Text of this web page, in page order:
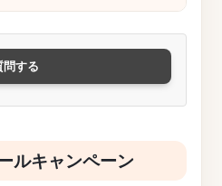
する
ルキャンペーン